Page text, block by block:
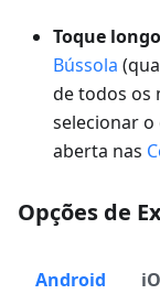
Toque longo
Bússola
de todos os
selecionar o
aberta nas
Opções de
Android